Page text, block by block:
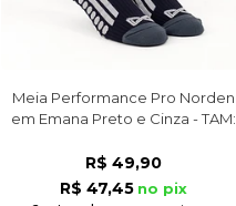
Meia Performance Pro Norden
em Emana Preto e Cinza - TAM:
R$ 49,90
R$ 47,45 no pix